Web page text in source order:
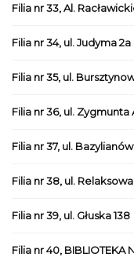
Filia nr 33, Al.
Filia nr 34, ul. Judyma 2a
Filia nr 35, ul.
Filia nr 36, ul. Zygmunta
Filia nr 37, ul.
Filia nr 38, ul. Relaksowa
Filia nr 39, ul. Głuska 138
Filia nr 40, BIBLIOTEKA